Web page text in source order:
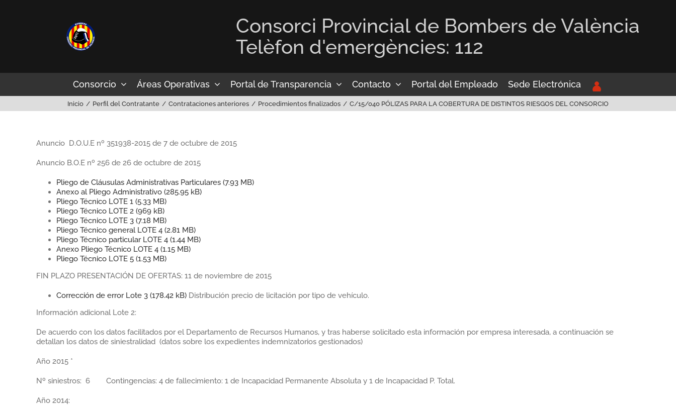
Consorci Provincial de Bombers de València
Telèfon d'emergències: 112
Consorcio Áreas Operativas Portal de Transparencia Contacto Portal del Empleado Sede Electrónica
Inicio Perfil del Contratante Contrataciones anteriores Procedimientos finalizados C/15/040 PÓLIZAS PARA LA COBERTURA DE DISTINTOS RIESGOS DEL CONSORCIO
Anuncio D.O.U.E nº 351938-2015 de 7 de octubre de 2015
Anuncio B.O.E nº 256 de 26 de octubre de 2015
Pliego de Cláusulas Administrativas Particulares (7.93 MB)
Anexo al Pliego Administrativo (285.95 kB)
Pliego Técnico LOTE 1 (5.33 MB)
Pliego Técnico LOTE 2 (969 kB)
Pliego Técnico LOTE 3 (7.18 MB)
Pliego Técnico general LOTE 4 (2.81 MB)
Pliego Técnico particular LOTE 4 (1.44 MB)
Anexo Pliego Técnico LOTE 4 (1.15 MB)
Pliego Técnico LOTE 5 (1.53 MB)
FIN PLAZO PRESENTACIÓN DE OFERTAS: 11 de noviembre de 2015
Corrección de error Lote 3 (178.42 kB) Distribución precio de licitación por tipo de vehículo.
Información adicional Lote 2:
De acuerdo con los datos facilitados por el Departamento de Recursos Humanos, y tras haberse solicitado esta información por empresa interesada, a continuación se
detallan los datos de siniestralidad (datos sobre los expedientes indemnizatorios gestionados)
Año 2015 *
Nº siniestros: 6 Contingencias: 4 de fallecimiento: 1 de Incapacidad Permanente Absoluta y 1 de Incapacidad P. Total.
Año 2014: